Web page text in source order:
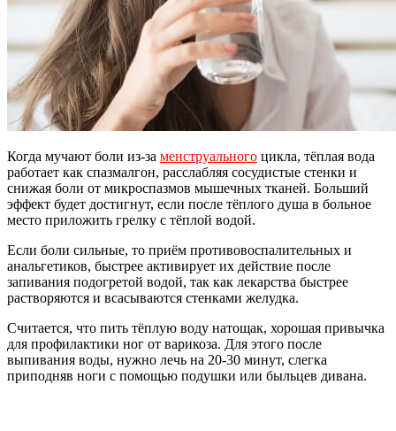
Когда мучают боли из-за менструального цикла, тёплая вода
работает как спазмалгон, расслабляя сосудистые стенки и
снижая боли от микроспазмов мышечных тканей. Больший
эффект будет достигнут, если после тёплого душа в больное
место приложить грелку с тёплой водой.
Если боли сильные, то приём противовоспалительных и
анальгетиков, быстрее активирует их действие после
запивания подогретой водой, так как лекарства быстрее
растворяются и всасываются стенками желудка.
Считается, что пить тёплую воду натощак, хорошая привычка
для профилактики ног от варикоза. Для этого после
выпивания воды, нужно лечь на 20-30 минут, слегка
приподняв ноги с помощью подушки или быльцев дивана.